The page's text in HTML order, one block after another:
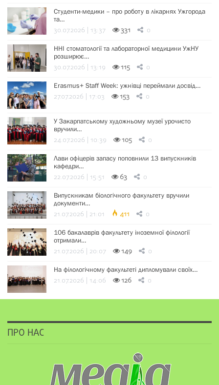
Студенти-медики – про роботу в лікарнях Ужгорода
та…
30.07.2026 | 13:37 331 0
ННІ стоматології та лабораторної медицини УжНУ
розширює…
30.07.2026 | 13:19 115 0
Erasmus+ Staff Week: ужнівці переймали досвід…
27.07.2026 | 17:03 153 0
У Закарпатському художньому музеї урочисто
вручили…
24.07.2026 | 10:39 105 0
Лави офіцерів запасу поповнили 13 випускників
кафедри…
22.07.2026 | 15:51 63 0
Випускникам біологічного факультету вручили
документи…
21.07.2026 | 21:01 411 0
106 бакалаврів факультету іноземної філології
отримали…
21.07.2026 | 20:07 149 0
На філологічному факультеті дипломували своїх…
21.07.2026 | 14:06 126 0
ПРО НАС